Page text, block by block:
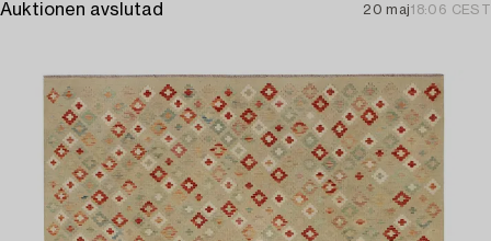
Auktionen avslutad 20 maj18:06 CEST